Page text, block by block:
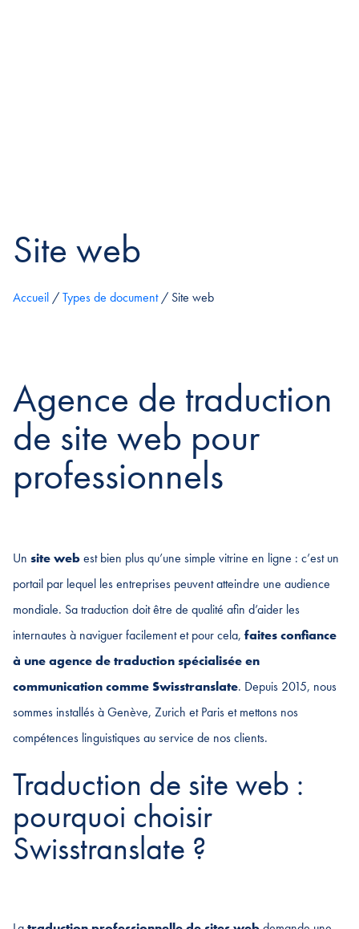
Site web
Accueil /Types de document/ Site web
Agence de traduction
de site web pour
professionnels
Un site webest bien plus qu’une simple vitrine en ligne : c’est un
portail par lequel les entreprises peuvent atteindre une audience
mondiale. Sa traduction doit être de qualité afin d’aider les
internautes à naviguer facilement et pour cela, faites confiance
à une agence de traduction spécialisée en
communication comme Swisstranslate. Depuis 2015, nous
sommes installés à Genève, Zurich et Paris et mettons nos
compétences linguistiques au service de nos clients.
Traduction de site web :
pourquoi choisir
Swisstranslate ?